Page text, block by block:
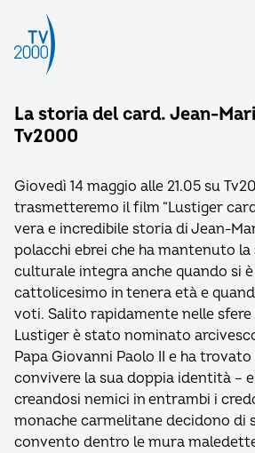
La storia del card. Jean-
Tv2000
Giovedì 14 maggio alle 21.05 su
trasmetteremo il film “Lustiger
vera e incredibile storia di Jean-
polacchi ebrei che ha mantenuto
culturale integra anche quando si
cattolicesimo in tenera età e
voti. Salito rapidamente nelle sfere
Lustiger è stato nominato
Papa Giovanni Paolo II e ha
convivere la sua doppia identità –
creandosi nemici in entrambi i
monache carmelitane decidono di
convento dentro le mura